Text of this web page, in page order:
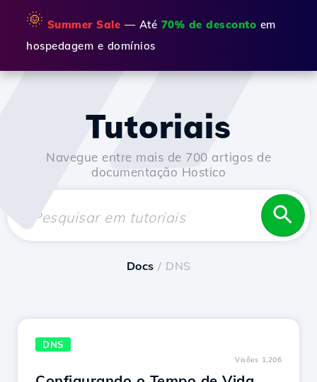
🌞 Summer Sale — Até 70% de desconto em
hospedagem e domínios
Tutoriais
Navegue entre mais de 700 artigos de
documentação Hostico
Docs / DNS
DNS
Visões 1,206